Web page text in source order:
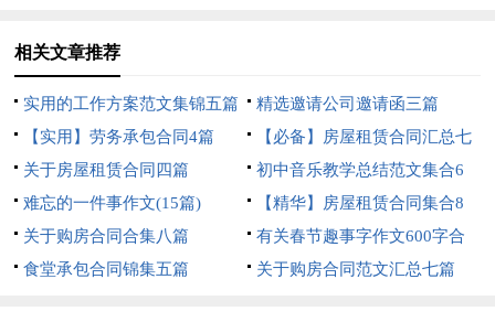
相关文章推荐
实用的工作方案范文集锦五篇
精选邀请公司邀请函三篇
【实用】劳务承包合同4篇
【必备】房屋租赁合同汇总七
篇
关于房屋租赁合同四篇
初中音乐教学总结范文集合6
篇
难忘的一件事作文(15篇)
【精华】房屋租赁合同集合8
篇
关于购房合同合集八篇
有关春节趣事字作文600字合
集五篇
食堂承包合同锦集五篇 关于购房合同范文汇总七篇